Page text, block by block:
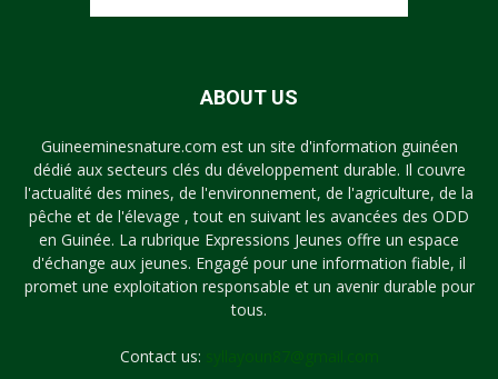
ABOUT US
Guineeminesnature.com est un site d'information guinéen
dédié aux secteurs clés du développement durable. Il couvre
l'actualité des mines, de l'environnement, de l'agriculture, de la
pêche et de l'élevage , tout en suivant les avancées des ODD
en Guinée. La rubrique Expressions Jeunes offre un espace
d'échange aux jeunes. Engagé pour une information fiable, il
promet une exploitation responsable et un avenir durable pour
tous.
Contact us: